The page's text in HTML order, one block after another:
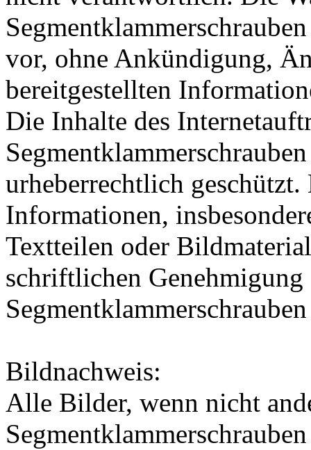
vor, ohne Ankündigung,
bereitgestellten
Die Inhalte des
urheberrechtlich
Informationen,
Textteilen oder
schriftlichen
Bildnachweis:
Alle Bilder, wenn nicht